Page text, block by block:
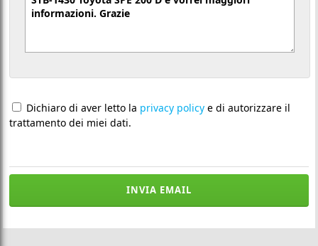
Dichiaro di aver letto la privacy policy e di autorizzare il
trattamento dei miei dati.
INVIA EMAIL